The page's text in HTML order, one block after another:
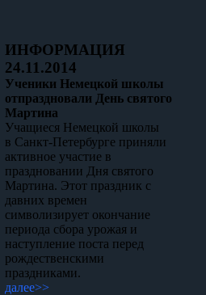
ИНФОРМАЦИЯ
24.11.2014
Ученики Немецкой школы
отпраздновали День святого
Мартина
Учащиеся Немецкой школы
в Санкт-Петербурге приняли
активное участие в
праздновании Дня святого
Мартина. Этот праздник с
давних времен
символизирует окончание
периода сбора урожая и
наступление поста перед
рождественскими
праздниками.
далее>>